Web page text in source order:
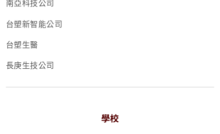
南亞科技公司
台塑新智能公司
台塑生醫
長庚生技公司
學校